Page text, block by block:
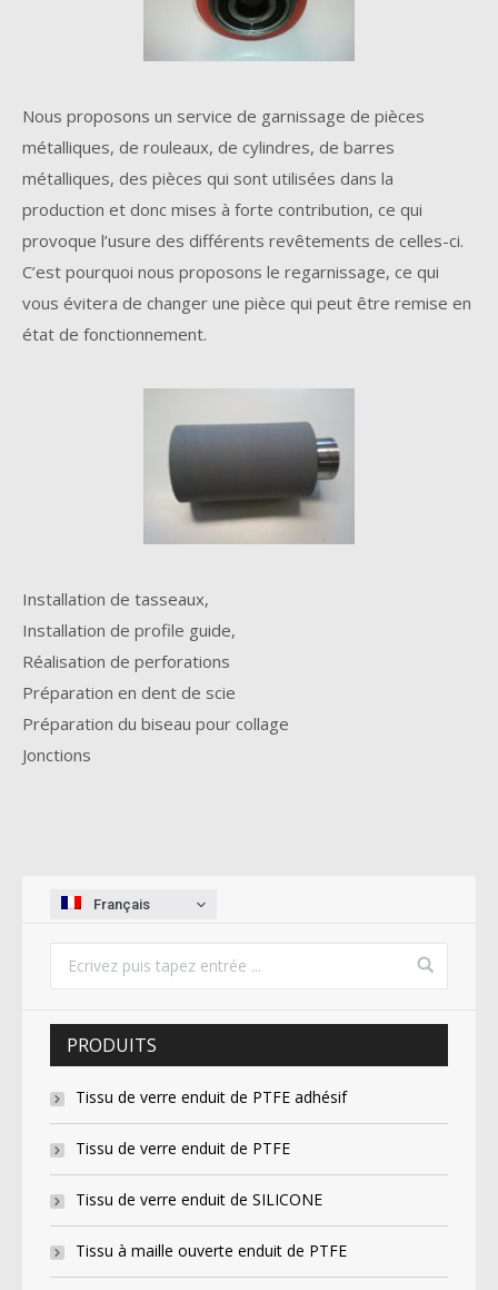
Nous proposons un service de garnissage de pièces
métalliques, de rouleaux, de cylindres, de barres
métalliques, des pièces qui sont utilisées dans la
production et donc mises à forte contribution, ce qui
provoque l’usure des différents revêtements de celles-ci.
C’est pourquoi nous proposons le regarnissage, ce qui
vous évitera de changer une pièce qui peut être remise en
état de fonctionnement.
Installation de tasseaux,
Installation de profile guide,
Réalisation de perforations
Préparation en dent de scie
Préparation du biseau pour collage
Jonctions
Français
PRODUITS
Tissu de verre enduit de PTFE adhésif
Tissu de verre enduit de PTFE
Tissu de verre enduit de SILICONE
Tissu à maille ouverte enduit de PTFE